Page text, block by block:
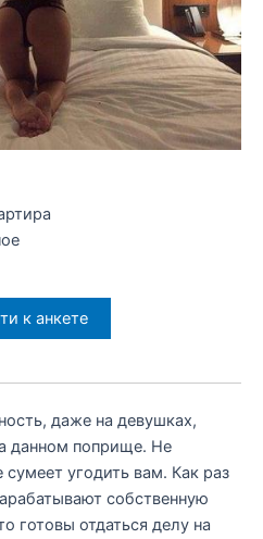
к анкете
даже на девушках,
данном поприще. Не
сумеет угодить вам. Как раз
собственную
готовы отдаться делу на